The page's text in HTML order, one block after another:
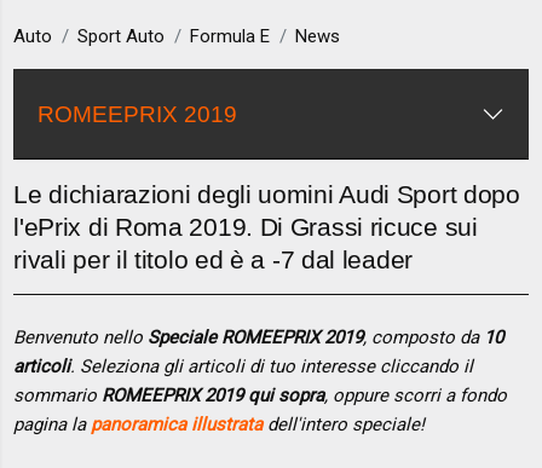
Auto Sport Auto Formula E News
ROMEEPRIX 2019
Le dichiarazioni degli uomini Audi Sport dopo
l'ePrix di Roma 2019. Di Grassi ricuce sui
rivali per il titolo ed è a -7 dal leader
Benvenuto nello Speciale ROMEEPRIX 2019, composto da 10
articoli. Seleziona gli articoli di tuo interesse cliccando il
sommario ROMEEPRIX 2019 qui sopra, oppure scorri a fondo
pagina la panoramica illustratadell'intero speciale!